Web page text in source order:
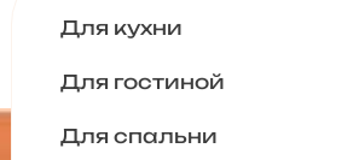
Для кухни
Для гостиной
Для спальни